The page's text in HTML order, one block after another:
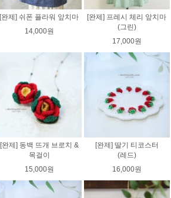
[완제] 쉬폰 플라워 앞치마
14,000원
[완제] 프레시 체리 앞치마
(그린)
17,000원
[완제] 동백 뜨개 브로치 &
목걸이
15,000원
[완제] 딸기 티코스터
(레드)
16,000원